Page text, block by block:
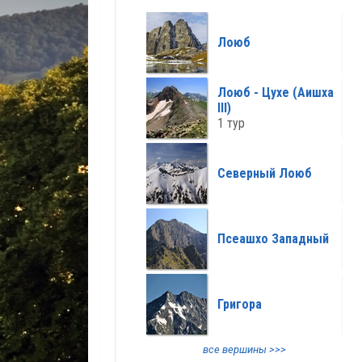
все климат >>>
Лоюб
Лоюб - Цухе (Аишха
III)
1 тур
Северный Лоюб
Псеашхо Западный
Григора
все вершины >>>